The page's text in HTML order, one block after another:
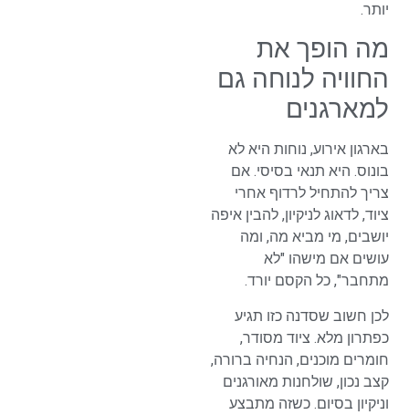
יותר.
מה הופך את
החוויה לנוחה גם
למארגנים
בארגון אירוע, נוחות היא לא
בונוס. היא תנאי בסיסי. אם
צריך להתחיל לרדוף אחרי
ציוד, לדאוג לניקיון, להבין איפה
יושבים, מי מביא מה, ומה
עושים אם מישהו "לא
מתחבר", כל הקסם יורד.
לכן חשוב שסדנה כזו תגיע
כפתרון מלא. ציוד מסודר,
חומרים מוכנים, הנחיה ברורה,
קצב נכון, שולחנות מאורגנים
וניקיון בסיום. כשזה מתבצע